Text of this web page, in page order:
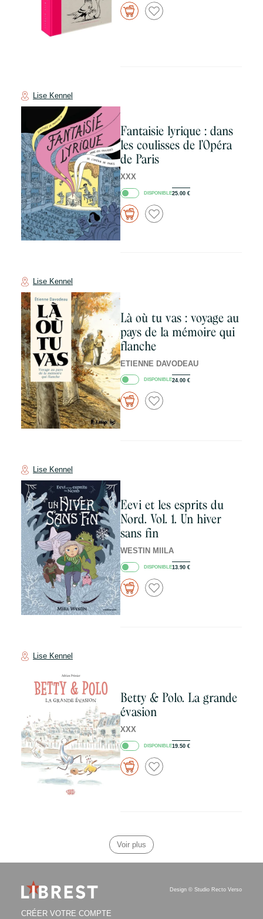
Lise Kennel
Fantaisie lyrique : dans
les coulisses de l’Opéra
de Paris
XXX
DISPONIBLE25.00 €
Lise Kennel
Là où tu vas : voyage au
pays de la mémoire qui
flanche
ETIENNE DAVODEAU
DISPONIBLE24.00 €
Lise Kennel
Eevi et les esprits du
Nord. Vol. 1. Un hiver
sans fin
WESTIN MIILA
DISPONIBLE13.90 €
Lise Kennel
Betty & Polo. La grande
évasion
XXX
DISPONIBLE19.50 €
Voir plus
Design © Studio Recto Verso
CRÉER VOTRE COMPTE